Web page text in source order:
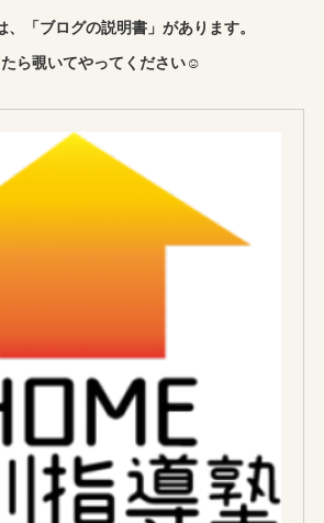
「ブログの説明書」があります。
ら覗いてやってください☺︎